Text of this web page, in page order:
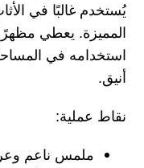
يُستخدم غالبًا في
المميزة. يعطي
استخدامه في
أنيق.
نقاط عملية:
ملمس ناعم